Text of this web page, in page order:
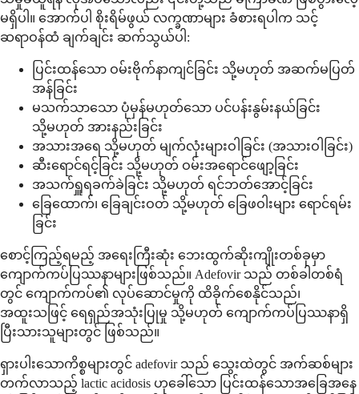
မရှိပါ။ အောက်ပါ စိုးရိမ်ဖွယ် လက္ခဏာများ ခံစားရပါက သင့်
ဆရာဝန်ထံ ချက်ချင်း ဆက်သွယ်ပါ:
ပြင်းထန်သော ဝမ်းဗိုက်နာကျင်ခြင်း သို့မဟုတ် အဆက်မပြတ်
အန်ခြင်း
မသက်သာသော ပုံမှန်မဟုတ်သော ပင်ပန်းနွမ်းနယ်ခြင်း
သို့မဟုတ် အားနည်းခြင်း
အသားအရေ သို့မဟုတ် မျက်လုံးများဝါခြင်း (အသားဝါခြင်း)
ဆီးရောင်ရင့်ခြင်း သို့မဟုတ် ဝမ်းအရောင်ဖျော့ခြင်း
အသက်ရှူရခက်ခဲခြင်း သို့မဟုတ် ရင်ဘတ်အောင့်ခြင်း
ခြေထောက်၊ ခြေချင်းဝတ် သို့မဟုတ် ခြေဖဝါးများ ရောင်ရမ်း
ခြင်း
စောင့်ကြည့်ရမည့် အရေးကြီးဆုံး ဘေးထွက်ဆိုးကျိုးတစ်ခုမှာ
ကျောက်ကပ်ပြဿနာများဖြစ်သည်။ Adefovir သည် တစ်ခါတစ်ရံ
တွင် ကျောက်ကပ်၏ လုပ်ဆောင်မှုကို ထိခိုက်စေနိုင်သည်၊
အထူးသဖြင့် ရေရှည်အသုံးပြုမှု သို့မဟုတ် ကျောက်ကပ်ပြဿနာရှိ
ပြီးသားသူများတွင် ဖြစ်သည်။
ရှားပါးသောကိစ္စများတွင် adefovir သည် သွေးထဲတွင် အက်ဆစ်များ
တက်လာသည့် lactic acidosis ဟုခေါ်သော ပြင်းထန်သောအခြေအနေ